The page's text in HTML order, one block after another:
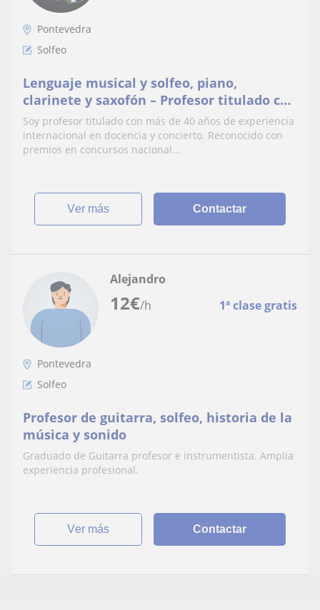
Pontevedra
Solfeo
Lenguaje musical y solfeo, piano,
clarinete y saxofón – Profesor titulado con
premios internacionales y 40 años de
experiencia
Soy profesor titulado con más de 40 años de experiencia
internacional en docencia y concierto. Reconocido con
premios en concursos nacional...
ver más Contactar
12€/h 1ª clase gratis
Alejandro
Pontevedra
Solfeo
Profesor de guitarra, solfeo, historia de la
música y sonido
Graduado de Guitarra profesor e instrumentista. Amplia
experiencia profesional.
ver más Contactar